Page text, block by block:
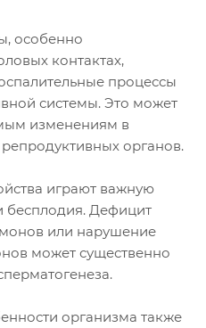
особенно
контактах,
процессы
системы. Это может
изменениям в
органов.
играют важную
Дефицит
или нарушение
может существенно
организма также